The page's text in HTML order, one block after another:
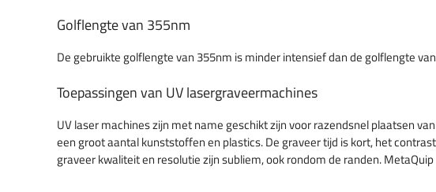
Golflengte van 355nm
De gebruikte golflengte van 355nm is minder intensief dan de golflengte
Toepassingen van UV lasergraveermachines
UV laser machines zijn met name geschikt zijn voor razendsnel plaatsen
een groot aantal kunststoffen en plastics. De graveer tijd is kort, het
graveer kwaliteit en resolutie zijn subliem, ook rondom de randen.